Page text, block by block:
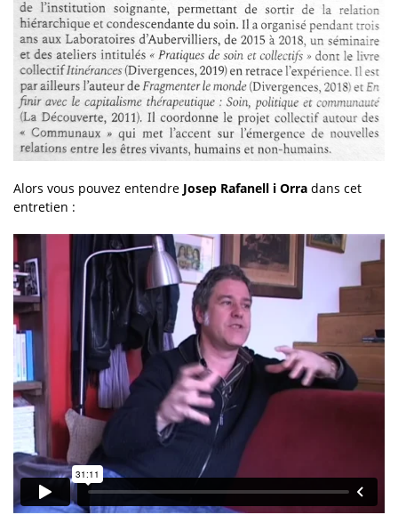
Alors vous pouvez entendre Josep Rafanell i Orra dans cet
entretien :